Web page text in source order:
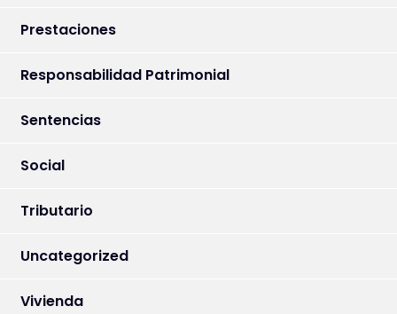
Prestaciones
Responsabilidad Patrimonial
Sentencias
Social
Tributario
Uncategorized
Vivienda